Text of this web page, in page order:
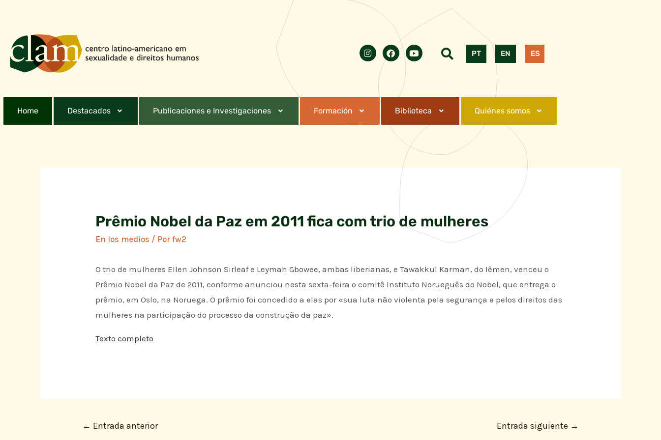
PT EN ES
Home Destacados Publicaciones e Investigaciones Formación Biblioteca Quiénes somos
Prêmio Nobel da Paz em 2011 fica com trio de mulheres
En los medios / Porfw2
O trio de mulheres Ellen Johnson Sirleaf e Leymah Gbowee, ambas liberianas, e Tawakkul Karman, do Iêmen, venceu o
Prêmio Nobel da Paz de 2011, conforme anunciou nesta sexta-feira o comitê Instituto Norueguês do Nobel, que entrega o
prêmio, em Oslo, na Noruega. O prêmio foi concedido a elas por «sua luta não violenta pela segurança e pelos direitos das
mulheres na participação do processo da construção da paz».
Texto completo
← Entrada anterior Entrada siguiente →